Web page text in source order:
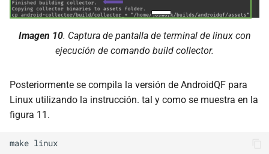
Imagen 10. Captura de pantalla de terminal de linux con
ejecución de comando build collector.
Posteriormente se compila la versión de AndroidQF para
Linux utilizando la instrucción. tal y como se muestra en la
figura 11.
make